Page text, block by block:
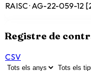
RAISC · AG-22-059-12
Registre de
CSV